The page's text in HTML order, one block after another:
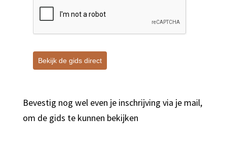
Bekijk de gids direct
Bevestig nog wel even je inschrijving via je mail,
om de gids te kunnen bekijken